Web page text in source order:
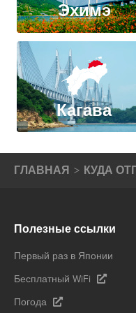
Эхимэ
Кагава
ГЛАВНАЯ КУДА
Полезные ссылки
Первый раз в Японии
Бесплатный WiFi
Погода